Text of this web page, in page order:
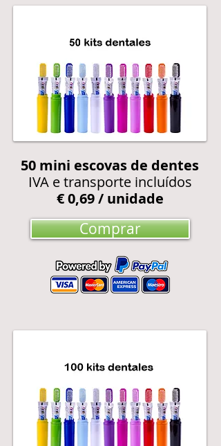
50 mini escovas de dentes
IVA e transporte incluídos
€ 0,69 / unidade
Comprar